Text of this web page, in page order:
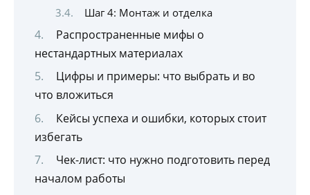
Шаг 4: Монтаж и отделка
Распространенные мифы о
нестандартных материалах
Цифры и примеры: что выбрать и во
что вложиться
Кейсы успеха и ошибки, которых стоит
избегать
Чек-лист: что нужно подготовить перед
началом работы